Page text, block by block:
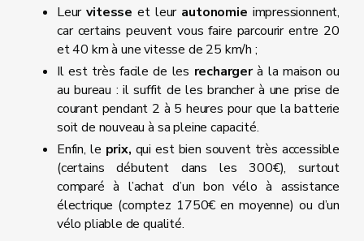
Leurvitesse et leur autonomie impressionnent,
car certains peuvent vous faire parcourir entre 20
et 40 km à une vitesse de 25 km/h ;
Il est très facile de les rechargerà la maison ou
au bureau : il suffit de les brancher à une prise de
courant pendant 2 à 5 heures pour que la batterie
soit de nouveau à sa pleine capacité.
Enfin, le prix, qui est bien souvent très accessible
(certains débutent dans les 300€), surtout
comparé à l’achat d’un bon vélo à assistance
électrique (comptez 1750€ en moyenne) ou d’un
vélo pliable de qualité.